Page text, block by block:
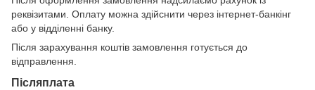
реквізитами. Оплату можна здійснити через інтернет-банкінг
або у відділенні банку.
Після зарахування коштів замовлення готується до
відправлення.
Післяплата